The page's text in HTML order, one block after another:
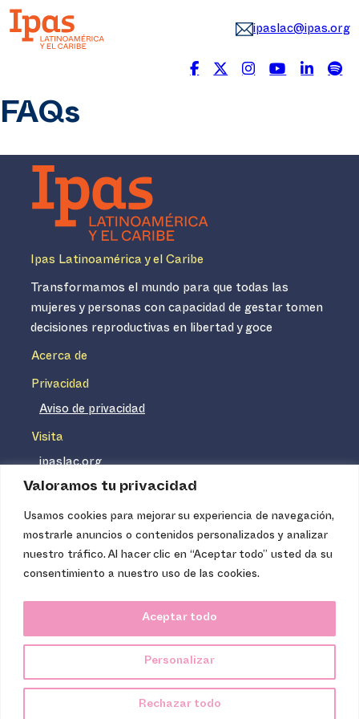
Valoramos tu privacidad
Usamos cookies para mejorar su experiencia de navegación,
mostrarle anuncios o contenidos personalizados y analizar
nuestro tráfico. Al hacer clic en “Aceptar todo” usted da su
consentimiento a nuestro uso de las cookies.
Personalizar
Rechazar todo
Aceptar todo
ipaslac@ipas.org
FAQs
Ipas Latinoamérica y el Caribe
Transformamos el mundo para que todas las
mujeres y personas con capacidad de gestar tomen
decisiones reproductivas en libertad y goce
Acerca de
Privacidad
Aviso de privacidad
Visita
ipaslac.org
ipasmexico.org
Ipas no es un distribuidor de insumos médicos. Nuestros
servicios se concentran, entre otros, en la difusión de
técnica necesaria para proveer servicios de aborto seguro
de calidad. Los servicios que ofrecemos no tienen costo
carácter no lucrativo.
Ipas Latinoamérica y el Caribe, 2024.